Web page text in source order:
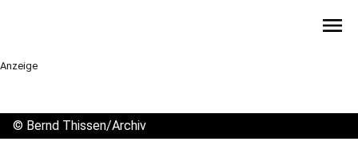
menu
Anzeige
© Bernd Thissen/Archiv